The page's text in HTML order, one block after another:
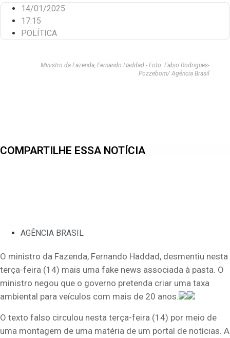
14/01/2025
17:15
POLÍTICA
Ministro da Fazenda, Fernando Haddad - Foto: Fabio Rodrigues-
Pozzebom/ Agência Brasil
COMPARTILHE ESSA NOTÍCIA
AGÊNCIA BRASIL
O ministro da Fazenda, Fernando Haddad, desmentiu nesta
terça-feira (14) mais uma fake news associada à pasta. O
ministro negou que o governo pretenda criar uma taxa
ambiental para veículos com mais de 20 anos.
O texto falso circulou nesta terça-feira (14) por meio de
uma montagem de uma matéria de um portal de notícias. A